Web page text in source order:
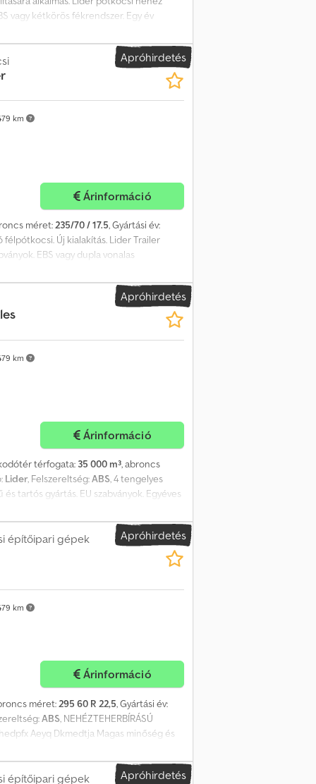
vagy kétkörös fékrendszer. Egy év
Dicsx Adtsa
Apróhirdetés
km
Árinformáció
méret:235/70 / 17.5, Gyártási év:
félpótkocsi. Új kialakítás. Lider Trailer
EBS vagy dupla vonalas
Cedpfx Adjyq Dghjteha
Apróhirdetés
km
Árinformáció
térfogata: 35 000 m³, abroncs
Lider, Felszereltség:ABS, 4 tengelyes
tartós gyártás. EU szabványok. Egyéves
2026-os gyártás. Chsdpfxsyq Dhls
Apróhirdetés
km
építőipari gépek
Árinformáció
méret: 295 60 R 22,5, Gyártási év:
ABS , NEHÉZTEHERBÍRÁSÚ
Aeyq Dkmedtja Magas minőség és
os gyártás Vevő által kért szín.
Apróhirdetés
építőipari gépek